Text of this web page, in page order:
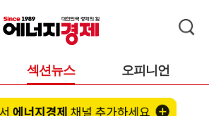
섹션뉴스 오피니언